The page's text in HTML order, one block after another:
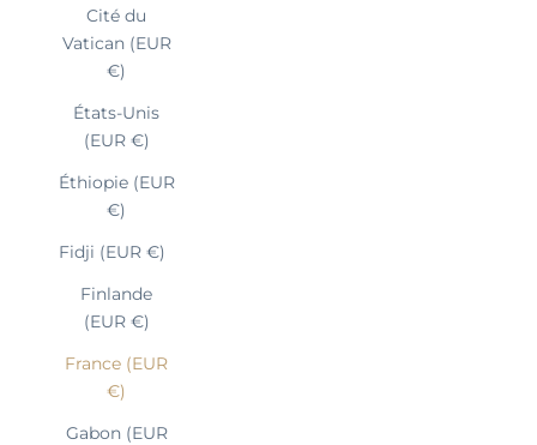
Cité du
Vatican (EUR
€)
États-Unis
(EUR €)
Éthiopie (EUR
€)
Fidji (EUR €)
Finlande
(EUR €)
France (EUR
€)
Gabon (EUR